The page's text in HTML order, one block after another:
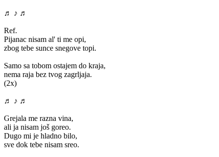
♬ ♪ ♬
Ref.
Pijanac nisam al' ti me opi,
zbog tebe sunce snegove topi.
Samo sa tobom ostajem do kraja,
nema raja bez tvog zagrljaja.
(2x)
♬ ♪ ♬
Grejala me razna vina,
ali ja nisam još goreo.
Dugo mi je hladno bilo,
sve dok tebe nisam sreo.